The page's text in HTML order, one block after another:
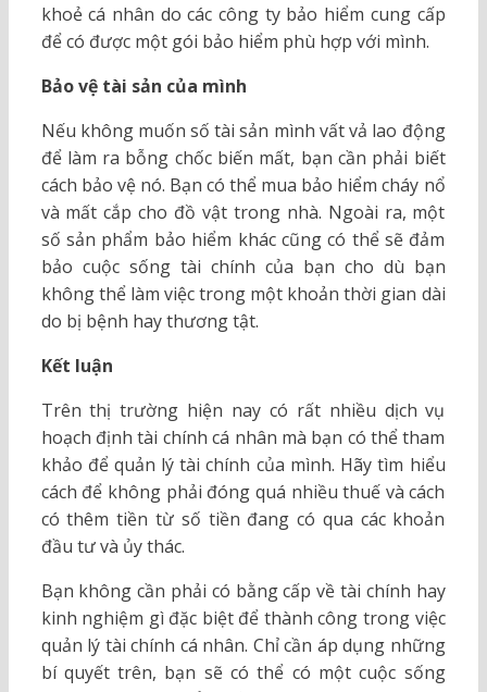
khoẻ cá nhân do các công ty bảo hiểm cung cấp
để có được một gói bảo hiểm phù hợp với mình.
Bảo vệ tài sản của mình
Nếu không muốn số tài sản mình vất vả lao động
để làm ra bỗng chốc biến mất, bạn cần phải biết
cách bảo vệ nó. Bạn có thể mua bảo hiểm cháy nổ
và mất cắp cho đồ vật trong nhà. Ngoài ra, một
số sản phẩm bảo hiểm khác cũng có thể sẽ đảm
bảo cuộc sống tài chính của bạn cho dù bạn
không thể làm việc trong một khoản thời gian dài
do bị bệnh hay thương tật.
Kết luận
Trên thị trường hiện nay có rất nhiều dịch vụ
hoạch định tài chính cá nhân mà bạn có thể tham
khảo để quản lý tài chính của mình. Hãy tìm hiểu
cách để không phải đóng quá nhiều thuế và cách
có thêm tiền từ số tiền đang có qua các khoản
đầu tư và ủy thác.
Bạn không cần phải có bằng cấp về tài chính hay
kinh nghiệm gì đặc biệt để thành công trong việc
quản lý tài chính cá nhân. Chỉ cần áp dụng những
bí quyết trên, bạn sẽ có thể có một cuộc sống